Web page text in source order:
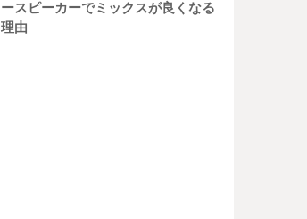
ースピーカーでミックスが良くなる
理由